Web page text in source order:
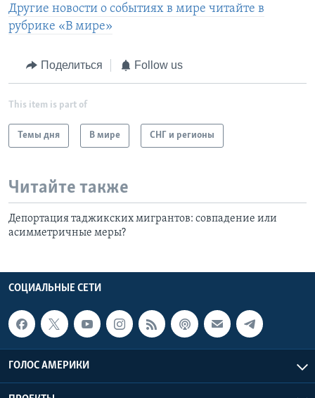
Другие новости о событиях в мире читайте в
рубрике «В мире»
Поделиться Follow us
This item is part of
Темы дня В мире СНГ и регионы
Читайте также
Депортация таджикских мигрантов: совпадение или
асимметричные меры?
СОЦИАЛЬНЫЕ СЕТИ
ГОЛОС АМЕРИКИ